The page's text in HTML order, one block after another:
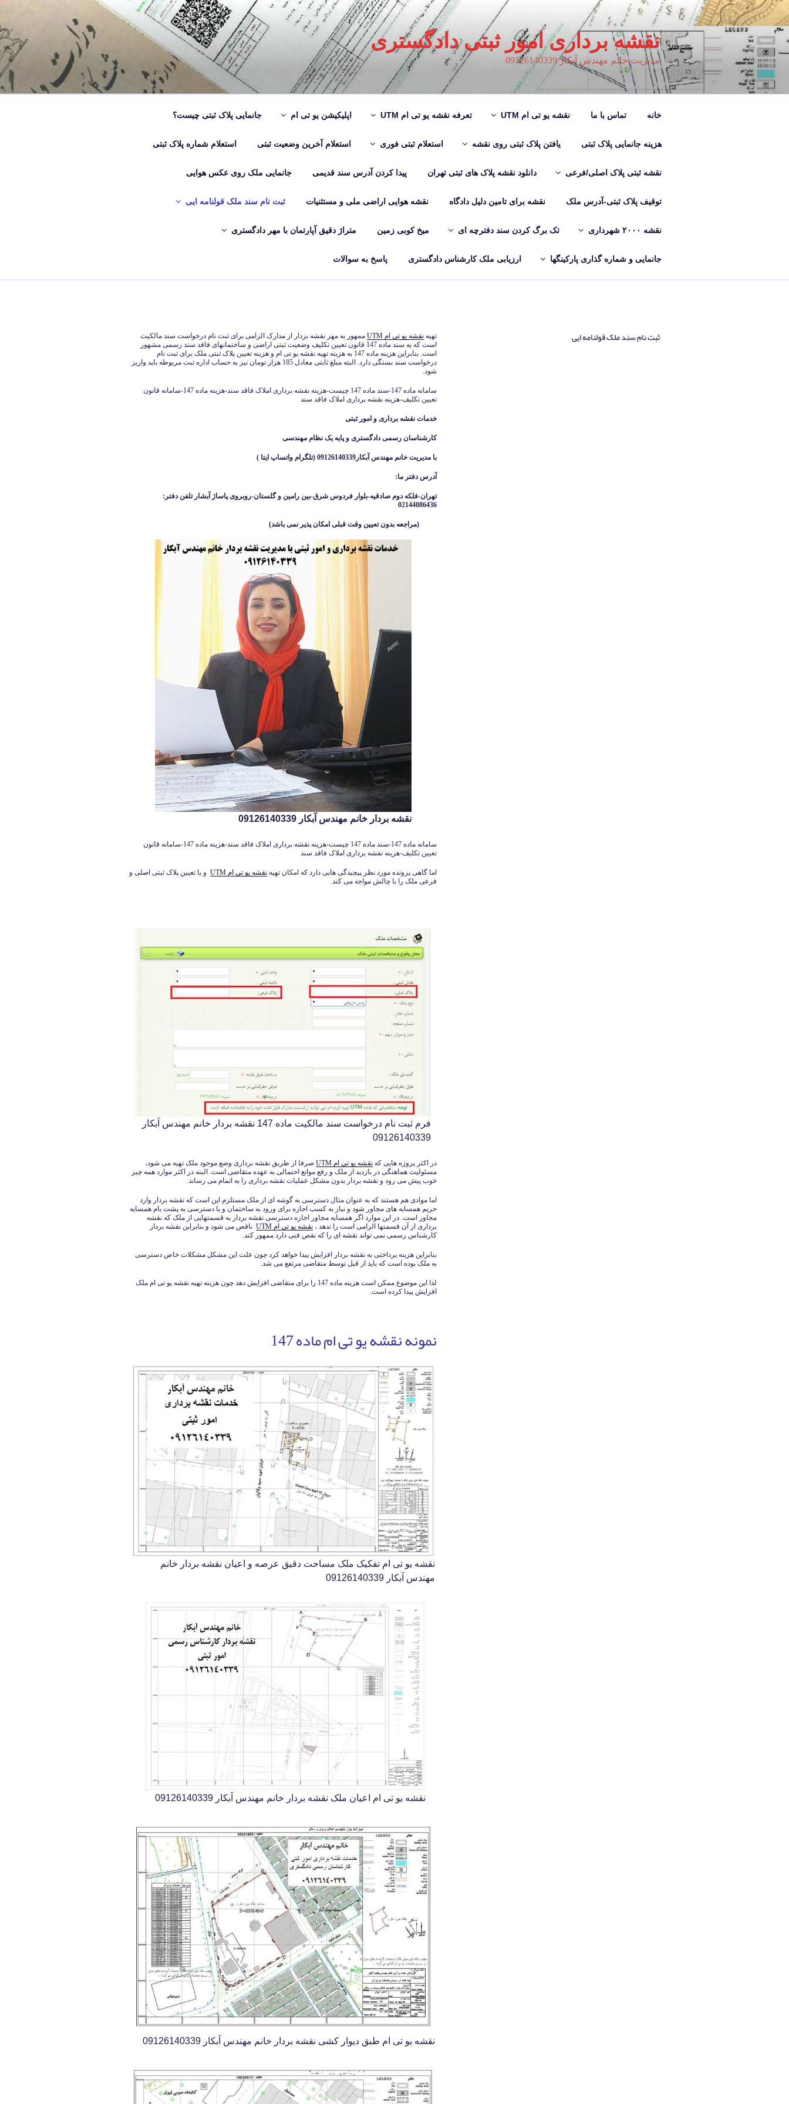
رفتن
به
محتوا
نقشه برداری امور ثبتی دادگستری
مدیریت خانم مهندس آبکار 09126140339
خانه تماس با ما نقشه یو تی ام UTM تعرفه نقشه یو تی ام UTM اپلیکیشن یو تی ام جانمایی پلاک ثبتی چیست؟
هزینه جانمایی پلاک ثبتی یافتن پلاک ثبتی روی نقشه استعلام ثبتی فوری استعلام آخرین وضعیت ثبتی استعلام شماره پلاک ثبتی
نقشه ثبتی پلاک اصلی/فرعی دانلود نقشه پلاک های ثبتی تهران پیدا کردن آدرس سند قدیمی جانمایی ملک روی عکس هوایی
توقیف پلاک ثبتی-آدرس ملک نقشه برای تامین دلیل دادگاه نقشه هوایی اراضی ملی و مستثنیات ثبت نام سند ملک قولنامه ایی
نقشه ۲۰۰۰ شهرداری تک برگ کردن سند دفترچه ای میخ کوبی زمین متراژ دقیق آپارتمان با مهر دادگستری
جانمایی و شماره گذاری پارکینگها ارزیابی ملک کارشناس دادگستری پاسخ به سوالات
ثبت نام سند ملک قولنامه ایی تهیه نقشه یو تی ام UTM
ممهور به مهر نقشه بردار از مدارک الزامی برای ثبت نام درخواست سند مالکیت
است که به سند ماده 147 قانون تعیین تکلیف وضعیت ثبتی اراضی و ساختمانهای فاقد سند رسمی مشهور
است. بنابراین هزینه ماده 147 به هزینه تهیه نقشه یو تی ام و هزینه تعیین پلاک ثبتی ملک برای ثبت نام
درخواست سند بستگی دارد. البته مبلغ ثابتی معادل 185 هزار تومان نیز به حساب اداره ثبت مربوطه باید واریز
شود.
سامانه ماده 147-سند ماده 147 چیست-هزینه نقشه برداری املاک فاقد سند-هزینه ماده 147-سامانه قانون
تعیین تکلیف-هزینه نقشه برداری املاک فاقد سند
خدمات نقشه برداری و امور ثبتی
کارشناسان رسمی دادگستری و پایه یک نظام مهندسی
با مدیریت خانم مهندس آبکار09126140339 (تلگرام واتساپ ایتا )
آدرس دفتر ما:
تهران-فلکه دوم صادقیه-بلوار فردوس شرق-بین رامین و گلستان-روبروی پاساژ آبشار تلفن دفتر:
02144086436
(مراجعه بدون تعیین وقت قبلی امکان پذیر نمی باشد)
نقشه بردار خانم مهندس آبکار 09126140339
سامانه ماده 147-سند ماده 147 چیست-هزینه نقشه برداری املاک فاقد سند-هزینه ماده 147-سامانه قانون
تعیین تکلیف-هزینه نقشه برداری املاک فاقد سند
اما گاهی پرونده مورد نظر پیچیدگی هایی دارد که امکان تهیه نقشه یو تی ام UTM
و یا تعیین پلاک ثبتی اصلی و
فرعی ملک را با چالش مواجه می کند.
فرم ثبت نام درخواست سند مالکیت ماده 147 نقشه بردار خانم مهندس آبکار
09126140339
در اکثر پروژه هایی که نقشه یو تی ام UTMصرفا از طریق نقشه برداری وضع موجود ملک تهیه می شود،
مسئولیت هماهنگی در بازدید از ملک و رفع موانع احتمالی به عهده متقاضی است. البته در اکثر موارد همه چیز
خوب پیش می رود و نقشه بردار بدون مشکل عملیات نقشه برداری را به اتمام می رساند.
اما موادی هم هستند که به عنوان مثال دسترسی به گوشه ای از ملک مستلزم این است که نقشه بردار وارد
حریم همسایه های مجاور شود و نیاز به کسب اجازه برای ورود به ساختمان و یا دسترسی به پشت بام همسایه
مجاور است. در این موارد اگر همسایه مجاور اجازه دسترسی نقشه بردار به قسمتهایی از ملک که نقشه
برداری از آن قسمتها الزامی است را ندهد ، نقشه یو تی ام UTM
ناقص می شود و بنابراین نقشه بردار
کارشناس رسمی نمی تواند نقشه ای را که نقص فنی دارد ممهور کند.
بنابراین هزینه پرداختی به نقشه بردار افزایش پیدا خواهد کرد چون علت این مشکل مشکلات خاص دسترسی
به ملک بوده است که باید از قبل توسط متقاضی مرتفع می شد.
لذا این موضوع ممکن است هزینه ماده 147 را برای متقاضی افزایش دهد چون هزینه تهیه نقشه یو تی ام ملک
افزایش پیدا کرده است.
نمونه نقشه یو تی ام ماده 147
نقشه یو تی ام تفکیک ملک مساحت دقیق عرصه و اعیان نقشه بردار خانم
مهندس آبکار 09126140339
نقشه یو تی ام اعیان ملک نقشه بردار خانم مهندس آبکار 09126140339
نقشه یو تی ام طبق دیوار کشی نقشه بردار خانم مهندس آبکار 09126140339